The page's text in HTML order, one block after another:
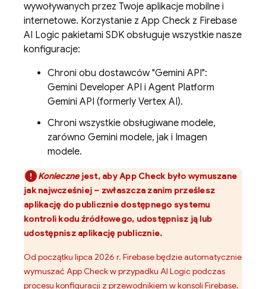
wywoływanych przez Twoje aplikacje mobilne i
internetowe. Korzystanie z App Check z Firebase
AI Logic pakietami SDK obsługuje wszystkie nasze
konfiguracje:
Chroni obu dostawców "Gemini API":
Gemini Developer API i Agent Platform
Gemini API (formerly Vertex AI).
Chroni wszystkie obsługiwane modele,
zarówno Gemini modele, jak i Imagen
modele.
Koniecznejest, abyApp Check było wymuszane
jak najwcześniej – zwłaszcza zanim prześlesz
aplikację do publicznie dostępnego systemu
kontroli kodu źródłowego, udostępnisz ją lub
udostępnisz aplikację publicznie.
Od początku lipca 2026 r. Firebase będzie automatycznie
wymuszać App Checkw przypadku AI Logicpodczas
procesu konfiguracji z przewodnikiem w konsoli Firebase.